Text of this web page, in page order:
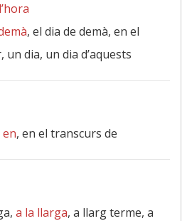
, el dia de demà, en el
dia, un dia d’aquests
en, en el transcurs de
a la llarga, a llarg terme, a